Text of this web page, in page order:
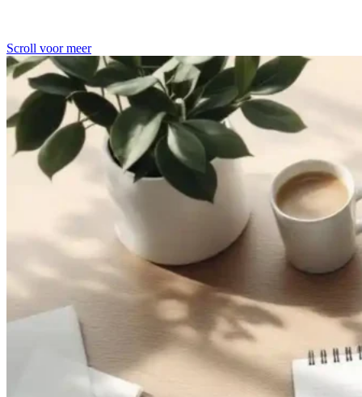
Scroll voor meer